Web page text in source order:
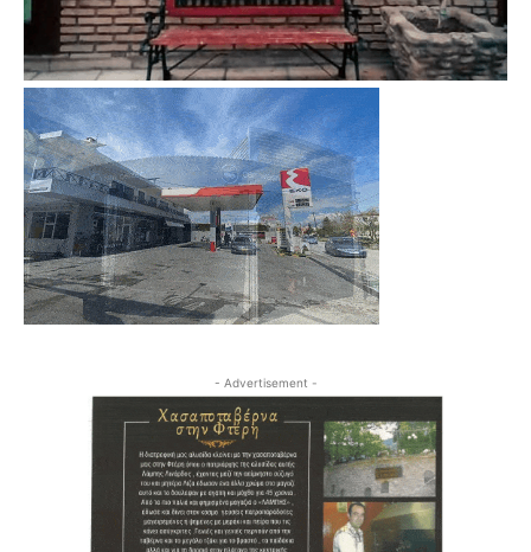
- Advertisement -